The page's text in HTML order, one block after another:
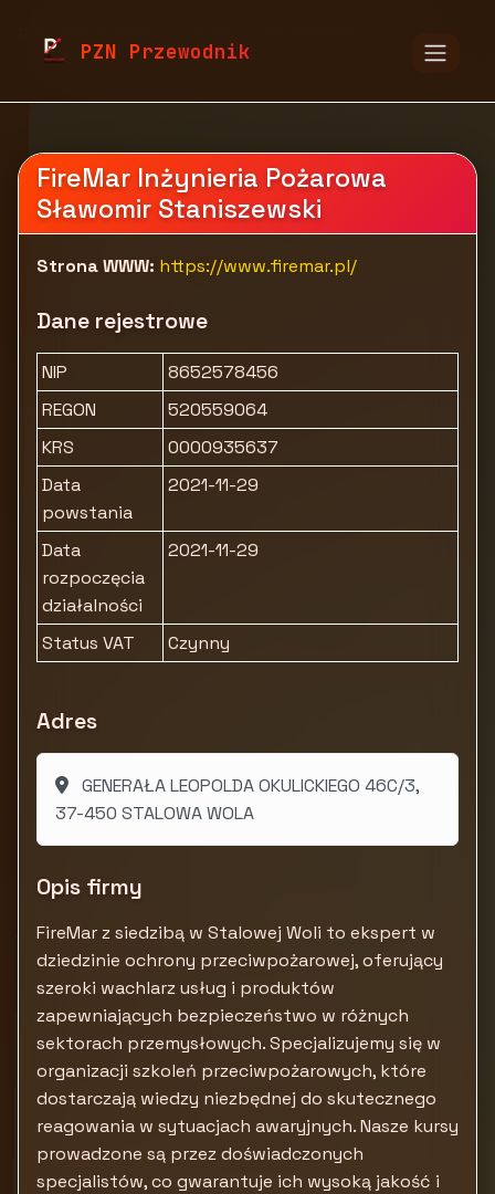
PZN Przewodnik
Operaty i zabezpieczenia ppoż - FireMar
FireMar Inżynieria Pożarowa
Sławomir Staniszewski
Strona WWW: https://www.firemar.pl/
Dane rejestrowe
NIP
8652578456
REGON
520559064
KRS
0000935637
Data
powstania
2021-11-29
Data
rozpoczęcia
działalności
2021-11-29
Status VAT Czynny
Adres
GENERAŁA LEOPOLDA OKULICKIEGO 46C/3,
37-450 STALOWA WOLA
Opis firmy
FireMar z siedzibą w Stalowej Woli to ekspert w
dziedzinie ochrony przeciwpożarowej, oferujący
szeroki wachlarz usług i produktów
zapewniających bezpieczeństwo w różnych
sektorach przemysłowych. Specjalizujemy się w
organizacji szkoleń przeciwpożarowych, które
dostarczają wiedzy niezbędnej do skutecznego
reagowania w sytuacjach awaryjnych. Nasze kursy
prowadzone są przez doświadczonych
specjalistów, co gwarantuje ich wysoką jakość i